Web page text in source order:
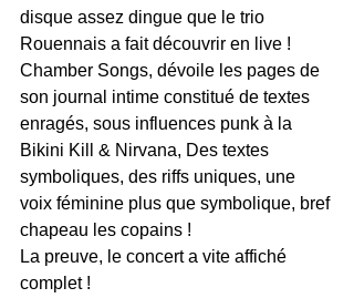
disque assez dingue que le trio
Rouennais a fait découvrir en live !
Chamber Songs, dévoile les pages de
son journal intime constitué de textes
enragés, sous influences punk à la
Bikini Kill & Nirvana, Des textes
symboliques, des riffs uniques, une
voix féminine plus que symbolique, bref
chapeau les copains !
La preuve, le concert a vite affiché
complet !